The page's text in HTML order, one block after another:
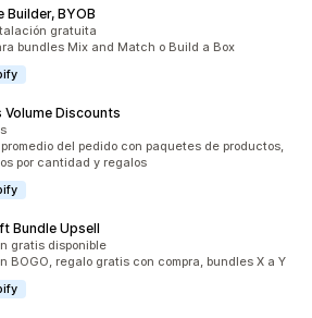
Builder, BYOB
total
gratuita
bundles Mix and Match o Build a Box
Volume Discounts
del pedido con paquetes de productos,
por cantidad y regalos
Bundle Upsell
total
gratis disponible
BOGO, regalo gratis con compra, bundles X a Y